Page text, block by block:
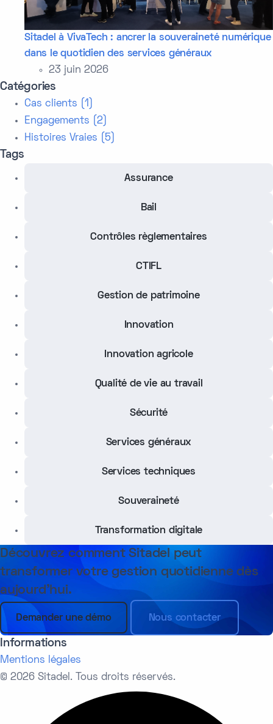
Sitadel à VivaTech : ancrer la souveraineté numérique
dans le quotidien des services généraux
23 juin 2026
Catégories
Cas clients (1)
Engagements (2)
Histoires Vraies (5)
Tags
Assurance
Bail
Contrôles règlementaires
CTIFL
Gestion de patrimoine
Innovation
Innovation agricole
Qualité de vie au travail
Sécurité
Services généraux
Services techniques
Souveraineté
Transformation digitale
Découvrez comment Sitadel peut
transformer votre gestion quotidienne dès
aujourd’hui.
Demander une démo Nous contacter
Informations
Mentions légales
© 2026 Sitadel. Tous droits réservés.